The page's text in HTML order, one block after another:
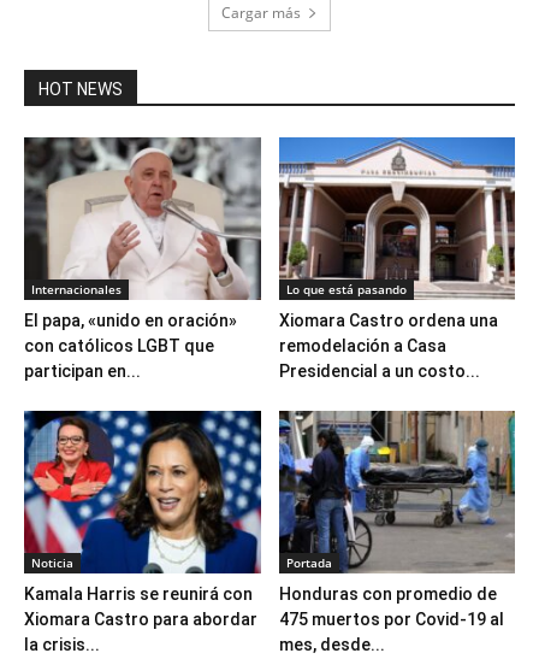
Cargar más
HOT NEWS
Internacionales
El papa, «unido en oración»
con católicos LGBT que
participan en...
Lo que está pasando
Xiomara Castro ordena una
remodelación a Casa
Presidencial a un costo...
Noticia
Kamala Harris se reunirá con
Xiomara Castro para abordar
la crisis...
Portada
Honduras con promedio de
475 muertos por Covid-19 al
mes, desde...